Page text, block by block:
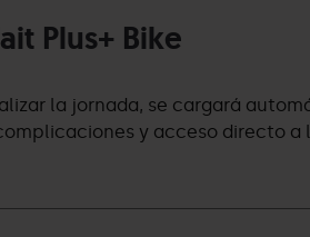
Plus+ Bike
la jornada, se cargará
y acceso directo a